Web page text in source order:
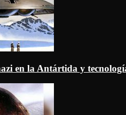
en la Antártida y